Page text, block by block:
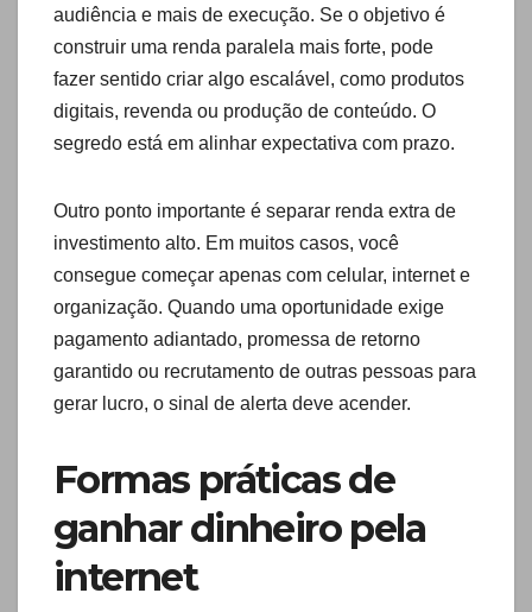
audiência e mais de execução. Se o objetivo é
construir uma renda paralela mais forte, pode
fazer sentido criar algo escalável, como produtos
digitais, revenda ou produção de conteúdo. O
segredo está em alinhar expectativa com prazo.
Outro ponto importante é separar renda extra de
investimento alto. Em muitos casos, você
consegue começar apenas com celular, internet e
organização. Quando uma oportunidade exige
pagamento adiantado, promessa de retorno
garantido ou recrutamento de outras pessoas para
gerar lucro, o sinal de alerta deve acender.
Formas práticas de
ganhar dinheiro pela
internet